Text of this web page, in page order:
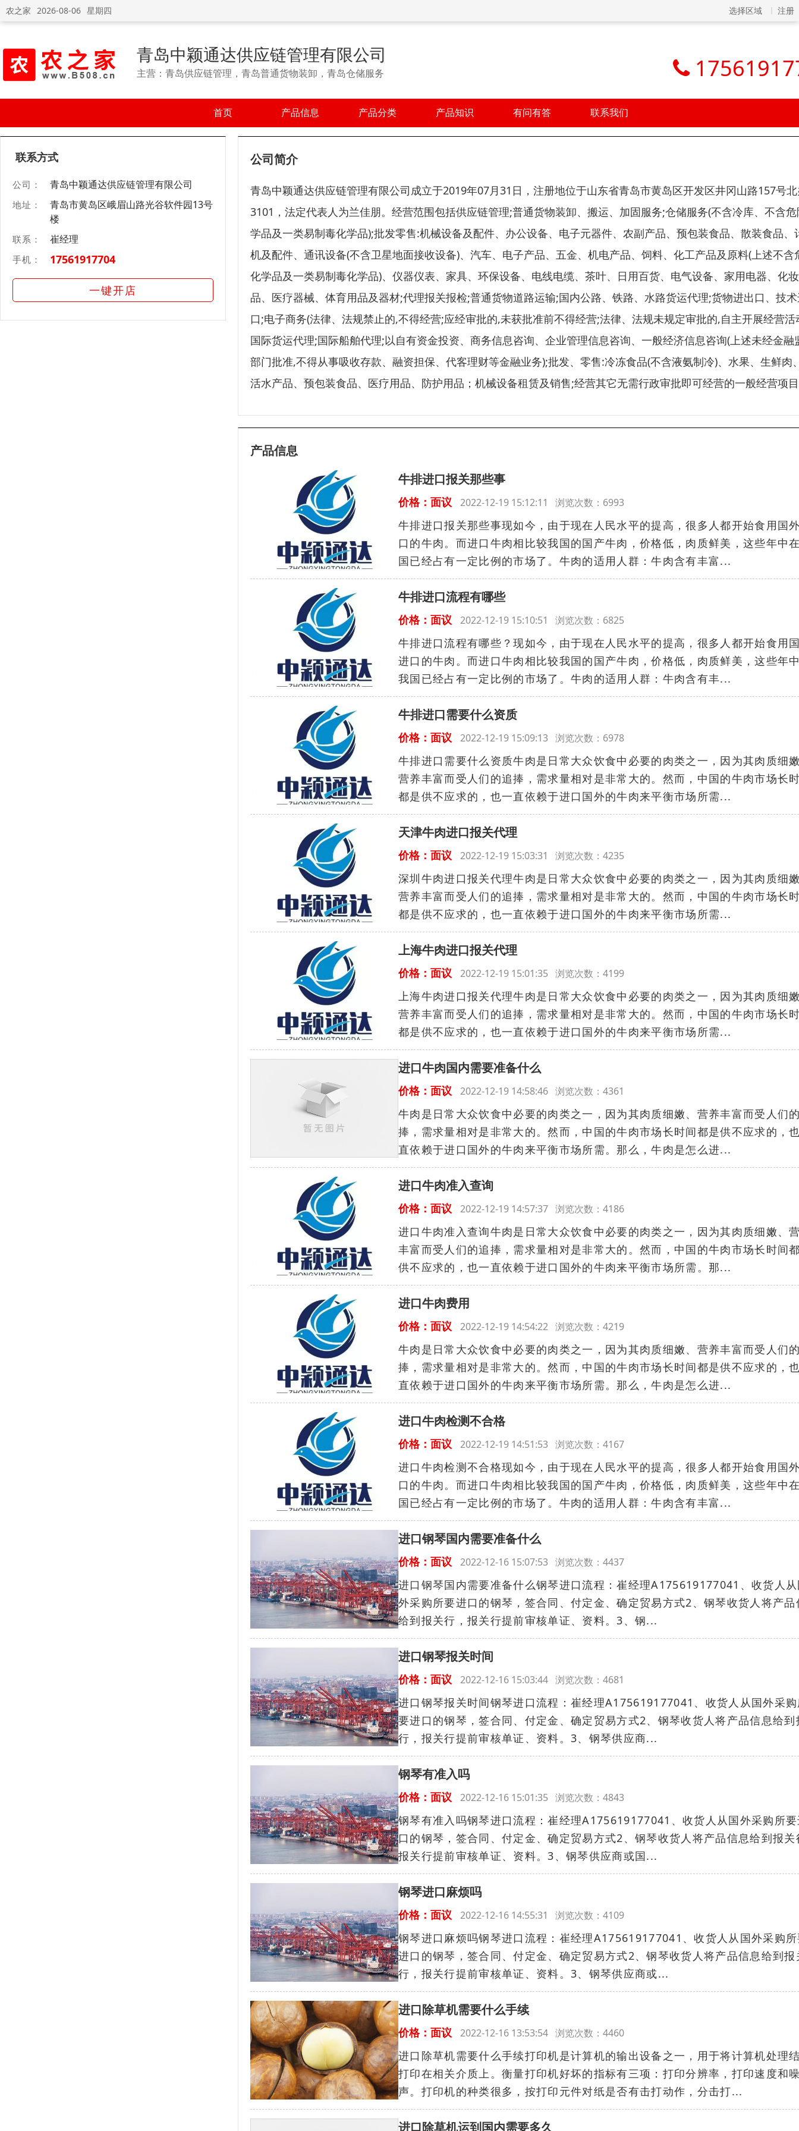
农之家 2026-08-06 星期四 选择区域 注册
青岛中颖通达供应链管理有限公司
主营：青岛供应链管理，青岛普通货物装卸，青岛仓储服务
首页 产品信息 产品分类 产品知识 有问有答 联系我们
联系方式
公司： 青岛中颖通达供应链管理有限公司
地址：
青岛市黄岛区峨眉山路光谷软件园13号
楼
联系： 崔经理
手机： 17561917704
一键开店
公司简介
青岛中颖通达供应链管理有限公司成立于2019年07月31日，注册地位于山东省青岛市黄岛区开发区井冈山路157号
3101，法定代表人为兰佳朋。经营范围包括供应链管理;普通货物装卸、搬运、加固服务;仓储服务(不含冷库、不含
学品及一类易制毒化学品);批发零售:机械设备及配件、办公设备、电子元器件、农副产品、预包装食品、散装食品、
机及配件、通讯设备(不含卫星地面接收设备)、汽车、电子产品、五金、机电产品、饲料、化工产品及原料(上述不含
化学品及一类易制毒化学品)、仪器仪表、家具、环保设备、电线电缆、茶叶、日用百货、电气设备、家用电器、化妆
品、医疗器械、体育用品及器材;代理报关报检;普通货物道路运输;国内公路、铁路、水路货运代理;货物进出口、技
口;电子商务(法律、法规禁止的,不得经营;应经审批的,未获批准前不得经营;法律、法规未规定审批的,自主开展经营活
国际货运代理;国际船舶代理;以自有资金投资、商务信息咨询、企业管理信息咨询、一般经济信息咨询(上述未经金融
部门批准,不得从事吸收存款、融资担保、代客理财等金融业务);批发、零售:冷冻食品(不含液氨制冷)、水果、生鲜肉
活水产品、预包装食品、医疗用品、防护用品；机械设备租赁及销售;经营其它无需行政审批即可经营的一般经营项
产品信息
牛排进口报关那些事
价格：面议 2022-12-19 15:12:11 浏览次数：6993
牛排进口报关那些事现如今，由于现在人民水平的提高，很多人都开始食用国
口的牛肉。而进口牛肉相比较我国的国产牛肉，价格低，肉质鲜美，这些年中
国已经占有一定比例的市场了。牛肉的适用人群：牛肉含有丰富...
牛排进口流程有哪些
价格：面议 2022-12-19 15:10:51 浏览次数：6825
牛排进口流程有哪些？现如今，由于现在人民水平的提高，很多人都开始食用
进口的牛肉。而进口牛肉相比较我国的国产牛肉，价格低，肉质鲜美，这些年
我国已经占有一定比例的市场了。牛肉的适用人群：牛肉含有丰...
牛排进口需要什么资质
价格：面议 2022-12-19 15:09:13 浏览次数：6978
牛排进口需要什么资质牛肉是日常大众饮食中必要的肉类之一，因为其肉质细
营养丰富而受人们的追捧，需求量相对是非常大的。然而，中国的牛肉市场长
都是供不应求的，也一直依赖于进口国外的牛肉来平衡市场所需...
天津牛肉进口报关代理
价格：面议 2022-12-19 15:03:31 浏览次数：4235
深圳牛肉进口报关代理牛肉是日常大众饮食中必要的肉类之一，因为其肉质细
营养丰富而受人们的追捧，需求量相对是非常大的。然而，中国的牛肉市场长
都是供不应求的，也一直依赖于进口国外的牛肉来平衡市场所需...
上海牛肉进口报关代理
价格：面议 2022-12-19 15:01:35 浏览次数：4199
上海牛肉进口报关代理牛肉是日常大众饮食中必要的肉类之一，因为其肉质细
营养丰富而受人们的追捧，需求量相对是非常大的。然而，中国的牛肉市场长
都是供不应求的，也一直依赖于进口国外的牛肉来平衡市场所需...
进口牛肉国内需要准备什么
价格：面议 2022-12-19 14:58:46 浏览次数：4361
牛肉是日常大众饮食中必要的肉类之一，因为其肉质细嫩、营养丰富而受人们
捧，需求量相对是非常大的。然而，中国的牛肉市场长时间都是供不应求的，
直依赖于进口国外的牛肉来平衡市场所需。那么，牛肉是怎么进...
进口牛肉准入查询
价格：面议 2022-12-19 14:57:37 浏览次数：4186
进口牛肉准入查询牛肉是日常大众饮食中必要的肉类之一，因为其肉质细嫩、
丰富而受人们的追捧，需求量相对是非常大的。然而，中国的牛肉市场长时间
供不应求的，也一直依赖于进口国外的牛肉来平衡市场所需。那...
进口牛肉费用
价格：面议 2022-12-19 14:54:22 浏览次数：4219
牛肉是日常大众饮食中必要的肉类之一，因为其肉质细嫩、营养丰富而受人们
捧，需求量相对是非常大的。然而，中国的牛肉市场长时间都是供不应求的，
直依赖于进口国外的牛肉来平衡市场所需。那么，牛肉是怎么进...
进口牛肉检测不合格
价格：面议 2022-12-19 14:51:53 浏览次数：4167
进口牛肉检测不合格现如今，由于现在人民水平的提高，很多人都开始食用国
口的牛肉。而进口牛肉相比较我国的国产牛肉，价格低，肉质鲜美，这些年中
国已经占有一定比例的市场了。牛肉的适用人群：牛肉含有丰富...
进口钢琴国内需要准备什么
价格：面议 2022-12-16 15:07:53 浏览次数：4437
进口钢琴国内需要准备什么钢琴进口流程：崔经理A175619177041、收货人
外采购所要进口的钢琴，签合同、付定金、确定贸易方式2、钢琴收货人将产品
给到报关行，报关行提前审核单证、资料。3、钢...
进口钢琴报关时间
价格：面议 2022-12-16 15:03:44 浏览次数：4681
进口钢琴报关时间钢琴进口流程：崔经理A175619177041、收货人从国外采
要进口的钢琴，签合同、付定金、确定贸易方式2、钢琴收货人将产品信息给到
行，报关行提前审核单证、资料。3、钢琴供应商...
钢琴有准入吗
价格：面议 2022-12-16 15:01:35 浏览次数：4843
钢琴有准入吗钢琴进口流程：崔经理A175619177041、收货人从国外采购所
口的钢琴，签合同、付定金、确定贸易方式2、钢琴收货人将产品信息给到报关
报关行提前审核单证、资料。3、钢琴供应商或国...
钢琴进口麻烦吗
价格：面议 2022-12-16 14:55:31 浏览次数：4109
钢琴进口麻烦吗钢琴进口流程：崔经理A175619177041、收货人从国外采购
进口的钢琴，签合同、付定金、确定贸易方式2、钢琴收货人将产品信息给到报
行，报关行提前审核单证、资料。3、钢琴供应商或...
进口除草机需要什么手续
价格：面议 2022-12-16 13:53:54 浏览次数：4460
进口除草机需要什么手续打印机是计算机的输出设备之一，用于将计算机处理
打印在相关介质上。衡量打印机好坏的指标有三项：打印分辨率，打印速度和
声。打印机的种类很多，按打印元件对纸是否有击打动作，分击打...
进口除草机运到国内需要多久